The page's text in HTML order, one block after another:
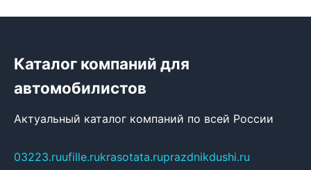
Каталог компаний для
автомобилистов
Актуальный каталог компаний по всей России
03223.ruufille.rukrasotata.ruprazdnikdushi.ru